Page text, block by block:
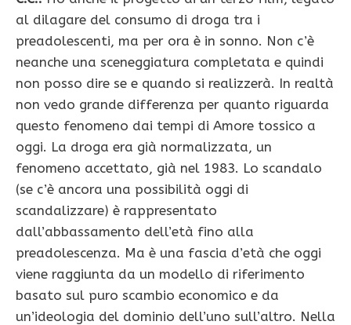
al dilagare del consumo di droga tra i
preadolescenti, ma per ora è in sonno. Non c’è
neanche una sceneggiatura completata e quindi
non posso dire se e quando si realizzerà. In realtà
non vedo grande differenza per quanto riguarda
questo fenomeno dai tempi di Amore tossico a
oggi. La droga era già normalizzata, un
fenomeno accettato, già nel 1983. Lo scandalo
(se c’è ancora una possibilità oggi di
scandalizzare) è rappresentato
dall’abbassamento dell’età fino alla
preadolescenza. Ma è una fascia d’età che oggi
viene raggiunta da un modello di riferimento
basato sul puro scambio economico e da
un’ideologia del dominio dell’uno sull’altro. Nella